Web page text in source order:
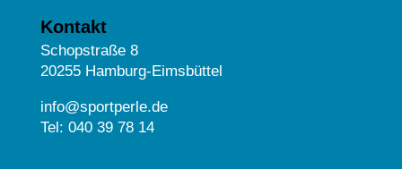
Kontakt
Schopstraße 8
20255 Hamburg-Eimsbüttel
info@sportperle.de
Tel: 040 39 78 14